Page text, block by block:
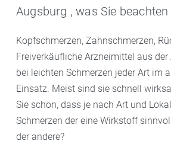
Augsburg , was Sie
Kopfschmerzen, Zahnschmerzen,
Freiverkäufliche Arzneimittel aus
bei leichten Schmerzen jeder Art im
Einsatz. Meist sind sie schnell
Sie schon, dass je nach Art und
Schmerzen der eine Wirkstoff
der andere?